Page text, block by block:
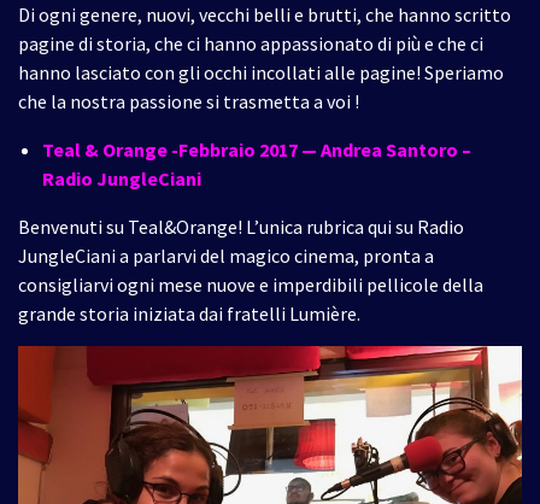
Di ogni genere, nuovi, vecchi belli e brutti, che hanno scritto
pagine di storia, che ci hanno appassionato di più e che ci
hanno lasciato con gli occhi incollati alle pagine! Speriamo
che la nostra passione si trasmetta a voi !
Teal & Orange -Febbraio 2017 — Andrea Santoro –
Radio JungleCiani
Benvenuti su Teal&Orange! L’unica rubrica qui su Radio
JungleCiani a parlarvi del magico cinema, pronta a
consigliarvi ogni mese nuove e imperdibili pellicole della
grande storia iniziata dai fratelli Lumière.